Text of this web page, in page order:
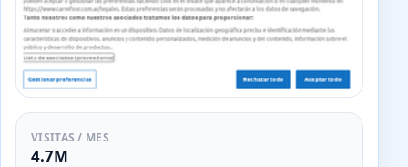
VISITAS / MES
4.7M